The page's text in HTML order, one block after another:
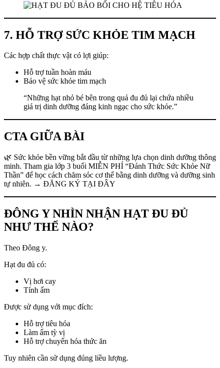
7. HỖ TRỢ SỨC KHỎE TIM MẠCH
Các hợp chất thực vật có lợi giúp:
Hỗ trợ tuần hoàn máu
Bảo vệ sức khỏe tim mạch
“Những hạt nhỏ bé bên trong quả đu đủ lại chứa nhiều
giá trị dinh dưỡng đáng kinh ngạc cho sức khỏe.”
CTA GIỮA BÀI
🌿 Sức khỏe bền vững bắt đầu từ những lựa chọn dinh dưỡng thông
minh. Tham gia lớp 3 buổi MIỄN PHÍ “Đánh Thức Sức Khỏe Nữ
Thần” để học cách chăm sóc cơ thể bằng dinh dưỡng và dưỡng sinh
tự nhiên. → ĐĂNG KÝ TẠI ĐÂY
ĐÔNG Y NHÌN NHẬN HẠT ĐU ĐỦ
NHƯ THẾ NÀO?
Theo Đông y.
Hạt đu đủ có:
Vị hơi cay
Tính ấm
Được sử dụng với mục đích:
Hỗ trợ tiêu hóa
Làm ấm tỳ vị
Hỗ trợ chuyển hóa thức ăn
Tuy nhiên cần sử dụng đúng liều lượng.